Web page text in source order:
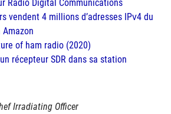
Radio Digital Communications
vendent 4 millions d’adresses IPv4 du
of ham radio (2020)
récepteur SDR dans sa station
Irradiating Officer